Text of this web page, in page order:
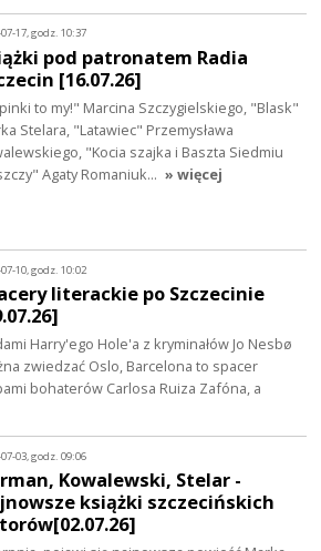
17, godz. 10:37
pod patronatem Radia
[16.07.26]
to my!" Marcina Szczygielskiego, "Blask"
Stelara, "Latawiec" Przemysława
"Kocia szajka i Baszta Siedmiu
Agaty Romaniuk… » więcej
10, godz. 10:02
literackie po Szczecinie
Harry'ego Hole'a z kryminałów Jo Nesbø
zwiedzać Oslo, Barcelona to spacer
bohaterów Carlosa Ruiza Zafóna, a
03, godz. 09:06
Kowalewski, Stelar -
książki szczecińskich